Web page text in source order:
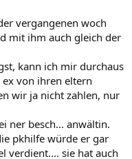
vergangenen woch
mit ihm auch gleich der
kann ich mir durchaus
von ihren eltern
wir ja nicht zahlen, nur
ner besch... anwältin.
pkhilfe würde er gar
verdient.... sie hat auch